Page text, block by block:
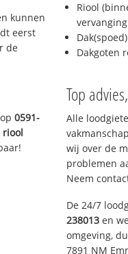
kunnen
eerst
de
op0591-
riool
Riool
vervanging
Dakgoten
Top
Alle
wij over de
problemen
Neem
De 24/7
238013 en
omgeving,
7891 NM